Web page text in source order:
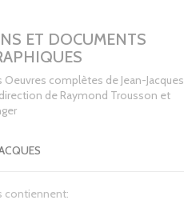
ET DOCUMENTS
Oeuvres complètes de Jean-Jacques
de Raymond Trousson et
contiennent: